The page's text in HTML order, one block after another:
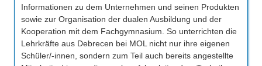
Informationen zu dem Unternehmen und seinen Produkten
sowie zur Organisation der dualen Ausbildung und der
Kooperation mit dem Fachgymnasium. So unterrichten die
Lehrkräfte aus Debrecen bei MOL nicht nur ihre eigenen
Schüler/-innen, sondern zum Teil auch bereits angestellte